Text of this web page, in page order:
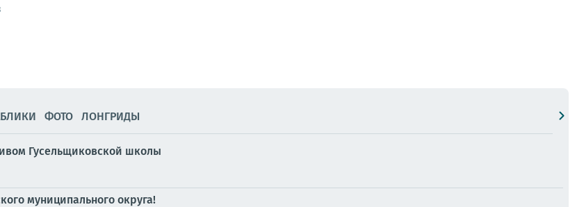
ФОТО ЛОНГРИДЫ
Гусельщиковской школы
муниципального округа!